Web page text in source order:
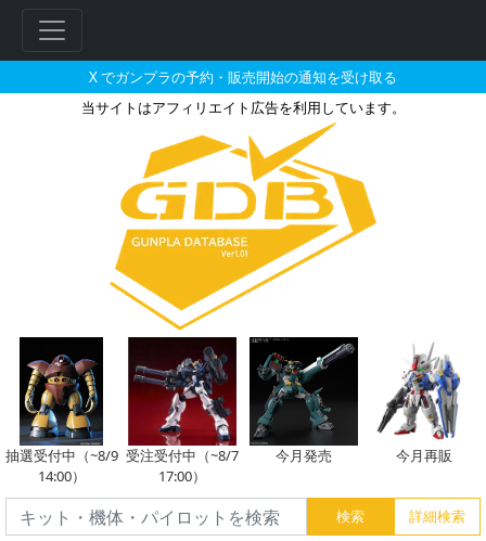
X でガンプラの予約・販売開始の通知を受け取る
当サイトはアフィリエイト広告を利用しています。
HG 1/144 ガンダムTR-1［アド
抽選受付中（~8/9
14:00）
受注受付中（~8/7
17:00）
今月発売 今月再販